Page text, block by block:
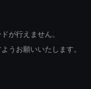
が行えません。
うお願いいたします。